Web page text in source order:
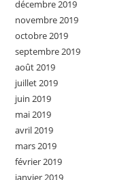
décembre 2019
novembre 2019
octobre 2019
septembre 2019
août 2019
juillet 2019
juin 2019
mai 2019
avril 2019
mars 2019
février 2019
janvier 2019